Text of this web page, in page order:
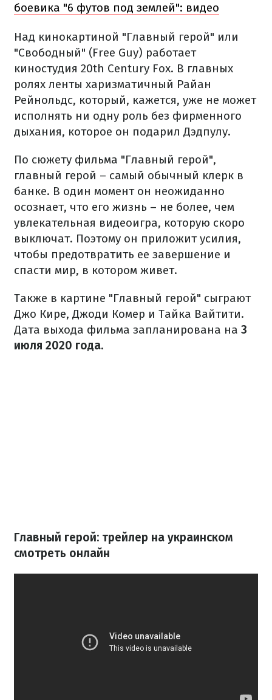
боевика "6 футов под землей": видео
Над кинокартиной "Главный герой" или
"Свободный" (Free Guy) работает
киностудия 20th Century Fox. В главных
ролях ленты харизматичный Райан
Рейнольдс, который, кажется, уже не может
исполнять ни одну роль без фирменного
дыхания, которое он подарил Дэдпулу.
По сюжету фильма "Главный герой",
главный герой – самый обычный клерк в
банке. В один момент он неожиданно
осознает, что его жизнь – не более, чем
увлекательная видеоигра, которую скоро
выключат. Поэтому он приложит усилия,
чтобы предотвратить ее завершение и
спасти мир, в котором живет.
Также в картине "Главный герой" сыграют
Джо Кире, Джоди Комер и Тайка Вайтити.
Дата выхода фильма запланирована на 3
июля 2020 года.
Главный герой: трейлер на украинском
смотреть онлайн